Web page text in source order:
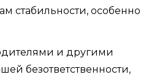
стабильности, особенно
и другими
безответственности,